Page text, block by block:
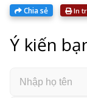
Chia sẻ In
Ý kiến